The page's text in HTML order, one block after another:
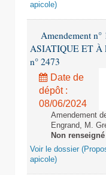
apicole)
Amendement
ASIATIQUE ET À
n° 2473
Date de
dépôt :
08/06/2024
Amendement
Engrand, M.
Non renseigné
Voir le dossier
apicole)